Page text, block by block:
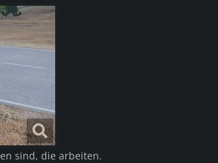
sind, die arbeiten.